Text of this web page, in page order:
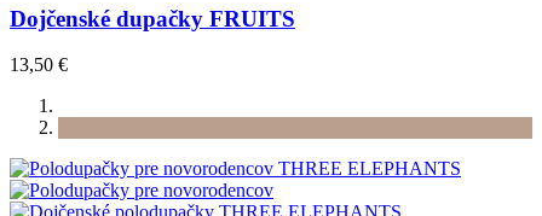
Dojčenské dupačky FRUITS
13,50 €